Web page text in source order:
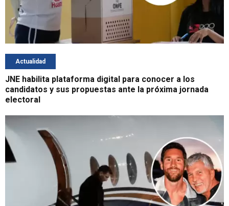
Actualidad
JNE habilita plataforma digital para conocer a los
candidatos y sus propuestas ante la próxima jornada
electoral